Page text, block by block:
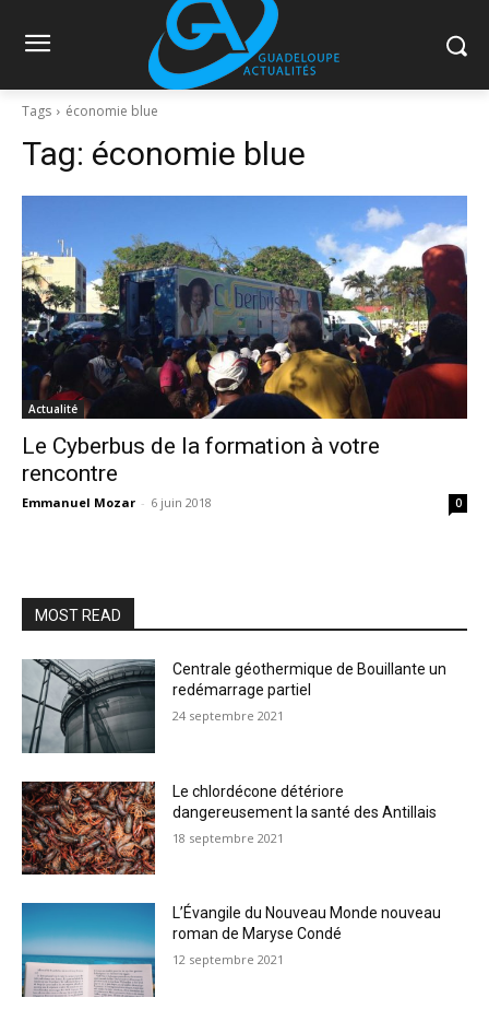
Tags économie blue
Tag: économie blue
Actualité
Le Cyberbus de la formation à votre
rencontre
Emmanuel Mozar - 6 juin 2018 0
MOST READ
Centrale géothermique de Bouillante un
redémarrage partiel
24 septembre 2021
Le chlordécone détériore
dangereusement la santé des Antillais
18 septembre 2021
L’Évangile du Nouveau Monde nouveau
roman de Maryse Condé
12 septembre 2021